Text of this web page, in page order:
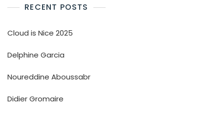
RECENT POSTS
Cloud is Nice 2025
Delphine Garcia
Noureddine Aboussabr
Didier Gromaire